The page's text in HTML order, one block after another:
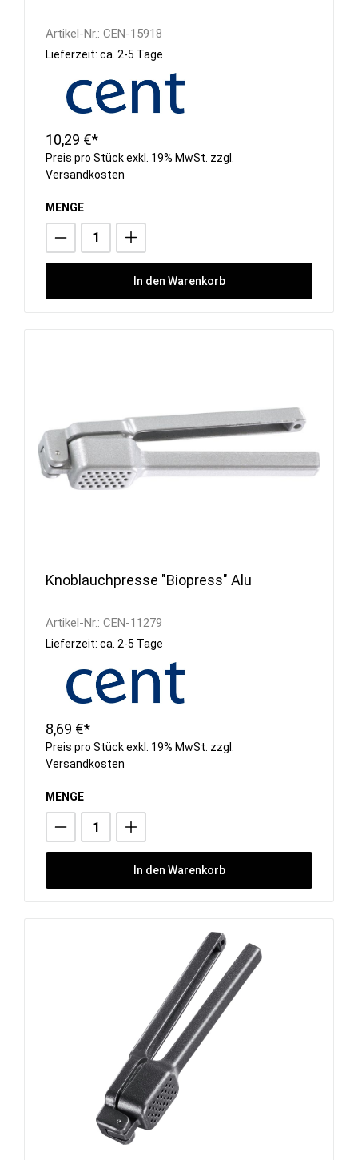
Artikel-Nr.: CEN-15918
Lieferzeit: ca. 2-5 Tage
10,29 €*
Preis pro Stück exkl. 19% MwSt. zzgl.
Versandkosten
MENGE
In den Warenkorb
Knoblauchpresse "Biopress" Alu
Artikel-Nr.: CEN-11279
Lieferzeit: ca. 2-5 Tage
8,69 €*
Preis pro Stück exkl. 19% MwSt. zzgl.
Versandkosten
MENGE
In den Warenkorb